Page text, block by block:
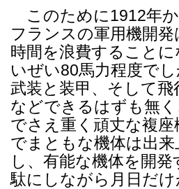
このために1912年
フランスの軍用機開
時間を浪費すること
いぜい80馬力程度で
武装と装甲、そして
などできるはずも無
でさえ重く頑丈な複
でまともな機体は出
し、有能な機体を開
駄にしながら月日だ